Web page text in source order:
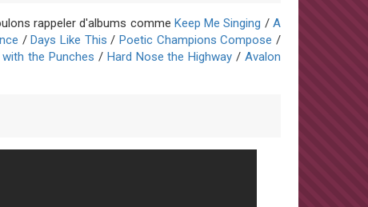
rappeler d'albums comme Keep Me Singing /A
/Days Like This /Poetic Champions Compose /
with the Punches / Hard Nose the Highway /Avalon